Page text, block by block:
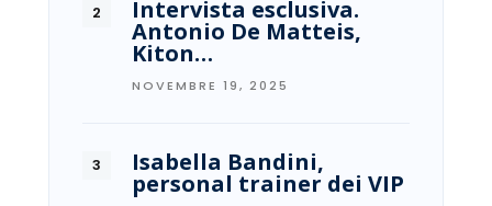
Intervista esclusiva.
Antonio De Matteis,
Kiton…
NOVEMBRE 19, 2025
Isabella Bandini,
personal trainer dei VIP